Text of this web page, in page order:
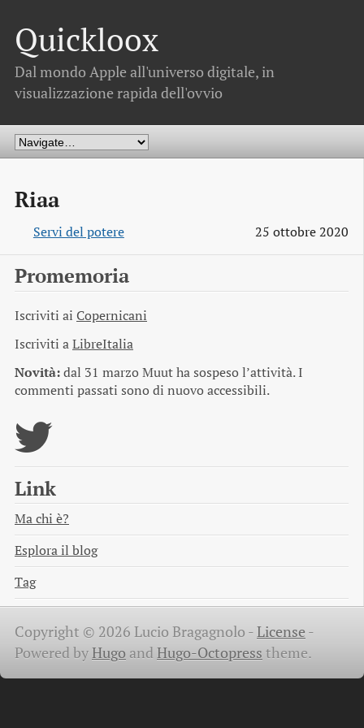
Quickloox
Dal mondo Apple all'universo digitale, in
visualizzazione rapida dell'ovvio
Riaa
Servi del potere 25 ottobre 2020
Promemoria
Iscriviti ai Copernicani
Iscriviti aLibreItalia
Novità:dal 31 marzo Muut ha sospeso l’attività. I
commenti passati sono di nuovo accessibili.
Link
Ma chi è?
Esplora il blog
Tag
Copyright © 2026 Lucio Bragagnolo -License -
Powered byHugo and Hugo-Octopress theme.